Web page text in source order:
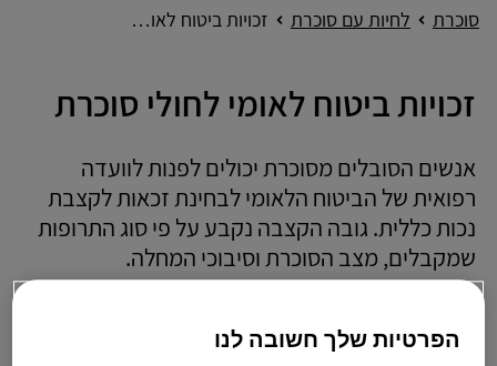
סוכרת לחיות עם סוכרת זכויות ביטוח לאומי לחולי סוכרת
זכויות ביטוח לאומי לחולי סוכרת
אנשים הסובלים מסוכרת יכולים לפנות לוועדה
רפואית של הביטוח הלאומי לבחינת זכאות לקצבת
נכות כללית. גובה הקצבה נקבע על פי סוג התרופות
שמקבלים, מצב הסוכרת וסיבוכי המחלה.
מקורות:
הפרטיות שלך חשובה לנו